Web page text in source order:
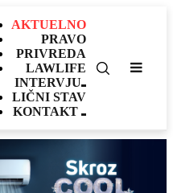
AKTUELNO
PRAVO
PRIVREDA
LAWLIFE
INTERVJU
LIČNI STAV
KONTAKT